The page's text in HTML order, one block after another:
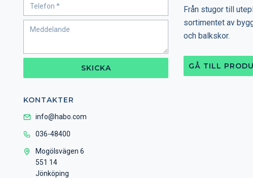
SKICKA
KONTAKTER
info@habo.com
036-48400
Mogölsvägen 6
551 14
Jönköping
Från stugor till
sortimentet av
och balkskor.
GÅ TILL